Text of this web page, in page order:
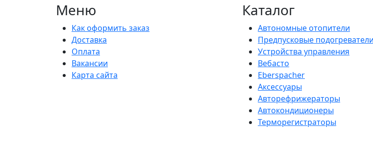
Меню
Как оформить заказ
Доставка
Оплата
Вакансии
Карта сайта
Каталог
Автономные отопители
Предпусковые
Устройства управления
Вебасто
Eberspacher
Аксессуары
Авторефрижераторы
Автокондиционеры
Терморегистраторы